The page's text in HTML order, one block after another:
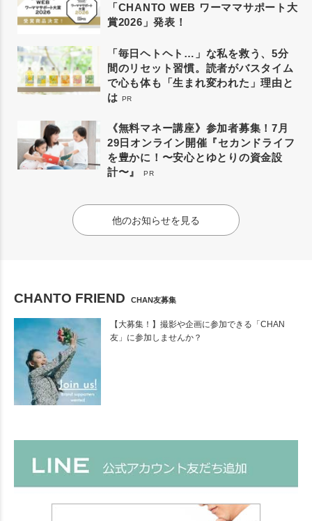
「CHANTO WEB ワーママサポート大
賞2026」発表！
「毎日ヘトヘト…」な私を救う、5分
間のリセット習慣。読者がバスタイム
で心も体も「生まれ変われた」理由と
は PR
《無料マネー講座》参加者募集！7月
29日オンライン開催『セカンドライフ
を豊かに！〜安心とゆとりの資金設
計〜』
PR
他のお知らせを見る
CHANTO FRIEND CHAN友募集
【大募集！】撮影や企画に参加できる「CHAN
友」に参加しませんか？